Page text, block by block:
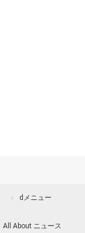
dメニュー
All About ニュース